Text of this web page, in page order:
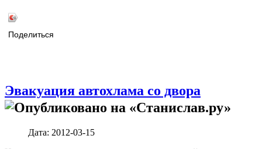
Поделиться
Эвакуация автохлама со двора
Дата: 2012-03-15